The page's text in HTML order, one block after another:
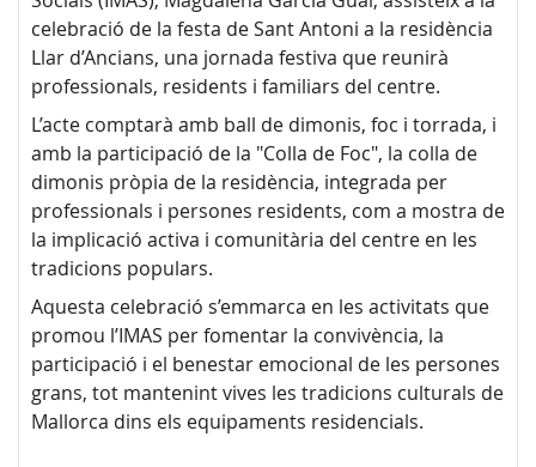
celebració de la festa de Sant Antoni a la residència
Llar d’Ancians, una jornada festiva que reunirà
professionals, residents i familiars del centre.
L’acte comptarà amb ball de dimonis, foc i torrada, i
amb la participació de la "Colla de Foc", la colla de
dimonis pròpia de la residència, integrada per
professionals i persones residents, com a mostra de
la implicació activa i comunitària del centre en les
tradicions populars.
Aquesta celebració s’emmarca en les activitats que
promou l’IMAS per fomentar la convivència, la
participació i el benestar emocional de les persones
grans, tot mantenint vives les tradicions culturals de
Mallorca dins els equipaments residencials.